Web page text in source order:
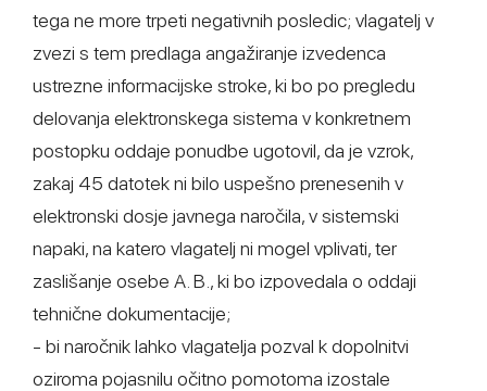
tega ne more trpeti negativnih posledic; vlagatelj v
zvezi s tem predlaga angažiranje izvedenca
ustrezne informacijske stroke, ki bo po pregledu
delovanja elektronskega sistema v konkretnem
postopku oddaje ponudbe ugotovil, da je vzrok,
zakaj 45 datotek ni bilo uspešno prenesenih v
elektronski dosje javnega naročila, v sistemski
napaki, na katero vlagatelj ni mogel vplivati, ter
zaslišanje osebe A. B., ki bo izpovedala o oddaji
tehnične dokumentacije;
- bi naročnik lahko vlagatelja pozval k dopolnitvi
oziroma pojasnilu očitno pomotoma izostale